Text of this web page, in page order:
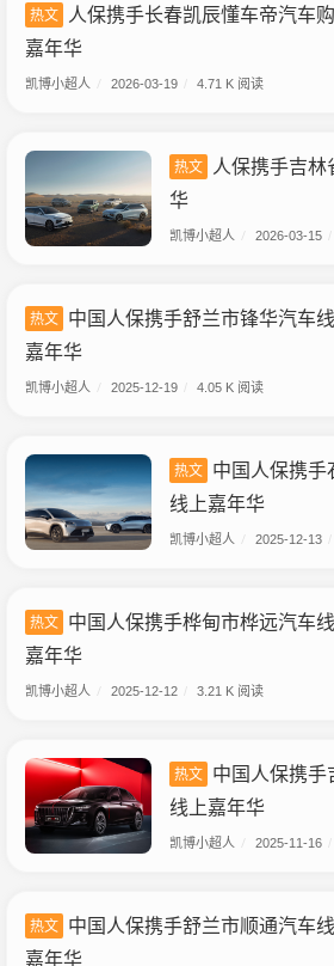
热文 人保携手长春凯辰懂车帝汽车
嘉年华
凯博小超人 2026-03-19 4.71 K 阅读
热文 人保携手吉
华
凯博小超人 2026-03-15
热文 中国人保携手舒兰市锋华汽车
嘉年华
凯博小超人 2025-12-19 4.05 K 阅读
热文 中国人保携手
线上嘉年华
凯博小超人 2025-12-13
热文 中国人保携手桦甸市桦远汽车
嘉年华
凯博小超人 2025-12-12 3.21 K 阅读
热文 中国人保携手
线上嘉年华
凯博小超人 2025-11-16
热文 中国人保携手舒兰市顺通汽车
嘉年华